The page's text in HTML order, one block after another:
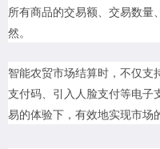
所有商品的交易额、交易数量
然。
智能农贸市场结算时，不仅支
支付码、引入人脸支付等电子
易的体验下，有效地实现市场